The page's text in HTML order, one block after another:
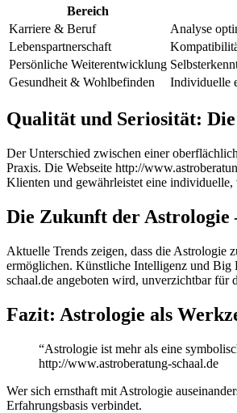
Bereich
Karriere & Beruf
Analyse
Lebenspartnerschaft
Persönliche Weiterentwicklung
Gesundheit & Wohlbefinden
Individuelle
Qualität und Seriosität:
Der Unterschied zwischen einer
Praxis. Die Webseite http://
Klienten und gewährleistet eine individuelle,
Die Zukunft der
Aktuelle Trends zeigen, dass die Astrologie
ermöglichen. Künstliche Intelligenz und Big
schaal.de angeboten wird, unverzichtbar
Fazit: Astrologie als
“Astrologie ist mehr als eine
http://www.astroberatung-schaal.de
Wer sich ernsthaft mit Astrologie
Erfahrungsbasis verbindet.